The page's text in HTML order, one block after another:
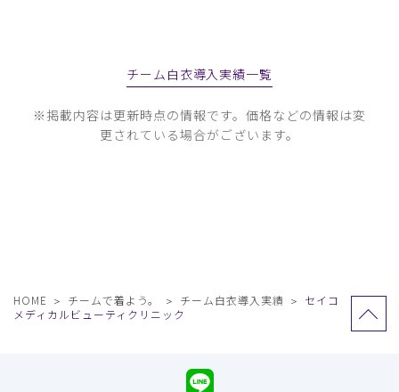
チーム白衣導入実績一覧
※掲載内容は更新時点の情報です。価格などの情報は変
更されている場合がございます。
HOME チームで着よう。 チーム白衣導入実績
セイコ
メディカルビューティクリニック